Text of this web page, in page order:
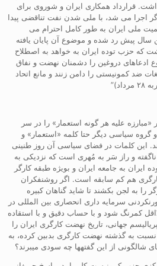
قرارداد همکاری ایران و شوروی برای
اجرا می شد، با ملی شدن نفت تناقضی پیدا
ملی ایران به طور کامل احترام می
سال پیش رد شده و موضوع آن پایان یافته
که حزب توده ایران به خواهد به اصطلاح
ادعاهای دروغین را دشمنان نهضت و نفاق
ضد کمونیستی را دامن زنند و مانع اتحاد
علیه هر گونه استعمار» را در سر
گروه سیاسی دیگر حتا کلمه «استعمار» و
این کلمات در فضای سیاسی آن روز طنینی
و راز سَر به مُهری است که نزدیکی به
ایران به جامعه ایران و بویژه طبقه کارگر
هم کم سابقه است. اگر روشنفکران
را به لجن بکشند تا شاید گناهان کبیره
سرمایه داری انحصاری بین المللی در
لااقل کمرنگ شود و با حساب دقیق و با استقاده
جهانی، تاریخ نهضت کارگری ایران را
به گذشته نهضت کارگری بدبین کرده، به
شالگونی از این گفتهها چه سودی میبرند؟